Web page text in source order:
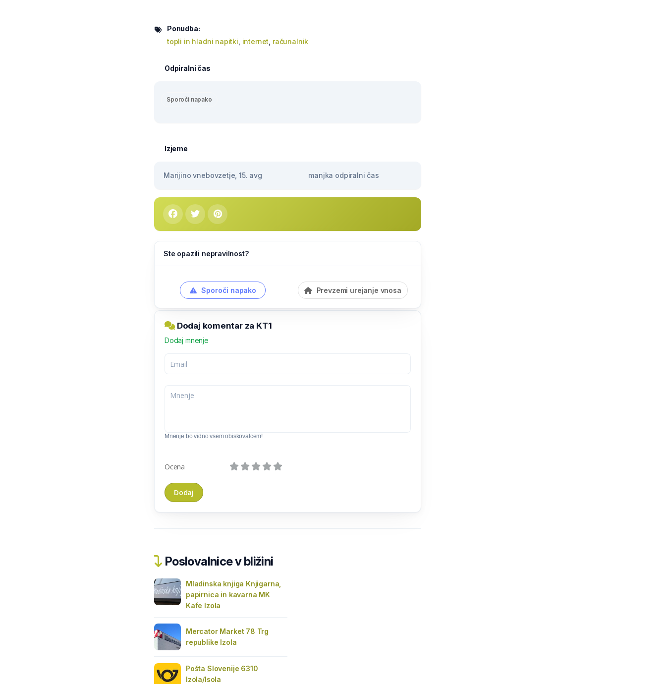
Ponudba:
topli in hladni napitki internet računalnik
Odpiralni čas
Sporoči napako
Izjeme
Marijino vnebovzetje, 15. avg manjka odpiralni čas
Ste opazili nepravilnost?
Sporoči napako Prevzemi urejanje vnosa
Dodaj komentar za KT1
Dodaj mnenje
Mnenje bo vidno vsem obiskovalcem!
Ocena
Poslovalnice v bližini
Mladinska knjiga Knjigarna,
papirnica in kavarna MK
Kafe Izola
Mercator Market 78 Trg
republike Izola
Pošta Slovenije 6310
Izola/Isola